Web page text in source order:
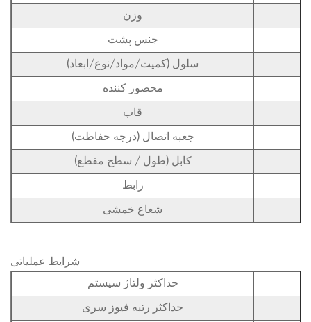
وزن
جنس پشت
سلول (کمیت/مواد/نوع/ابعاد)
محصور کننده
قاب
جعبه اتصال (درجه حفاظت)
کابل (طول / سطح مقطع)
رابط
شعاع خمشی
شرایط عملیاتی
حداکثر ولتاژ سیستم
حداکثر رتبه فیوز سری